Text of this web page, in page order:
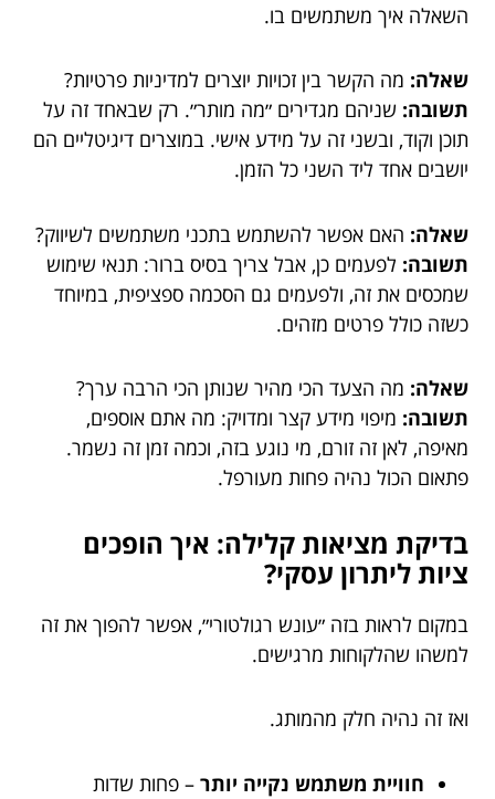
השאלה איך משתמשים בו.
שאלה: מה הקשר בין זכויות יוצרים למדיניות פרטיות?
תשובה: שניהם מגדירים ״מה מותר״. רק שבאחד זה על
תוכן וקוד, ובשני זה על מידע אישי. במוצרים דיגיטליים הם
יושבים אחד ליד השני כל הזמן.
שאלה: האם אפשר להשתמש בתכני משתמשים לשיווק?
תשובה: לפעמים כן, אבל צריך בסיס ברור: תנאי שימוש
שמכסים את זה, ולפעמים גם הסכמה ספציפית, במיוחד
כשזה כולל פרטים מזהים.
שאלה: מה הצעד הכי מהיר שנותן הכי הרבה ערך?
תשובה: מיפוי מידע קצר ומדויק: מה אתם אוספים,
מאיפה, לאן זה זורם, מי נוגע בזה, וכמה זמן זה נשמר.
פתאום הכול נהיה פחות מעורפל.
בדיקת מציאות קלילה: איך הופכים
ציות ליתרון עסקי?
במקום לראות בזה ״עונש רגולטורי״, אפשר להפוך את זה
למשהו שהלקוחות מרגישים.
ואז זה נהיה חלק מהמותג.
חוויית משתמש נקייה יותר – פחות שדות